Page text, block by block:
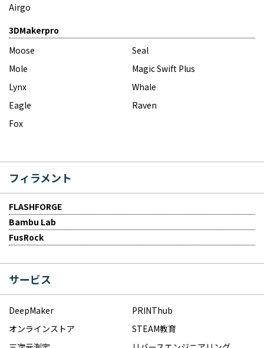
Airgo
3DMakerpro
Moose
Seal
Mole
Magic Swift Plus
Lynx
Whale
Eagle
Raven
Fox
フィラメント
FLASHFORGE
Bambu Lab
FusRock
サービス
DeepMaker
PRINThub
オンラインストア
STEAM教育